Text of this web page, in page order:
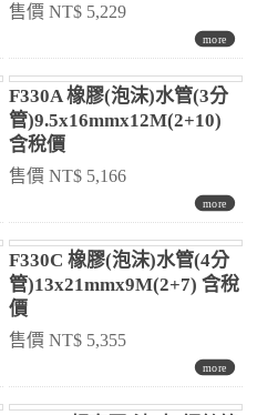
售價 NT$ 5,229
F330A 橡膠(泡沫)水管(3分
管)9.5x16mmx12M(2+10)
售價 NT$ 5,166